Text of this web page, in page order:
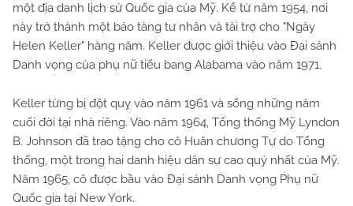
một địa danh lịch sử Quốc gia của Mỹ. Kể từ năm 1954, nơi
này trở thành một bảo tàng tư nhân và tài trợ cho "Ngày
Helen Keller" hàng năm. Keller được giới thiệu vào Đại sảnh
Danh vọng của phụ nữ tiểu bang Alabama vào năm 1971.
Keller từng bị đột quỵ vào năm 1961 và sống những năm
cuối đời tại nhà riêng. Vào năm 1964, Tổng thống Mỹ Lyndon
B. Johnson đã trao tặng cho cô Huân chương Tự do Tổng
thống, một trong hai danh hiệu dân sự cao quý nhất của Mỹ.
Năm 1965, cô được bầu vào Đại sảnh Danh vọng Phụ nữ
Quốc gia tại New York.